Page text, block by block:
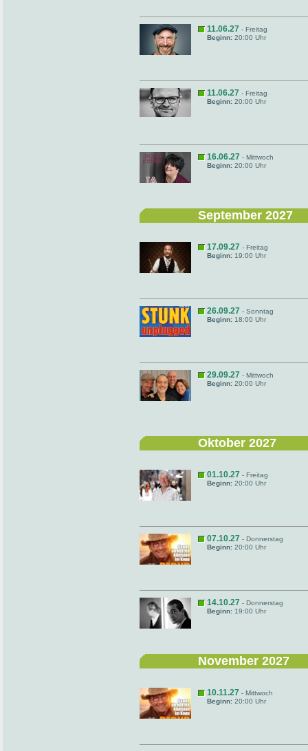
11.06.27 - Freitag
Beginn: 20:00 Uhr
11.06.27 - Freitag
Beginn: 20:00 Uhr
16.06.27 - Mittwoch
Beginn: 20:00 Uhr
September 2027
17.09.27 - Freitag
Beginn: 19:00 Uhr
26.09.27 - Sonntag
Beginn: 18:00 Uhr
29.09.27 - Mittwoch
Beginn: 20:00 Uhr
Oktober 2027
01.10.27 - Freitag
Beginn: 20:00 Uhr
07.10.27 - Donnerstag
Beginn: 20:00 Uhr
14.10.27 - Donnerstag
Beginn: 19:00 Uhr
November 2027
10.11.27 - Mittwoch
Beginn: 20:00 Uhr